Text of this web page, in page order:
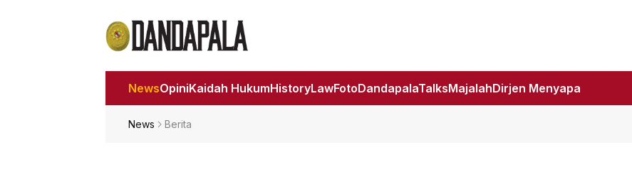
NewsOpiniKaidah HukumHistoryLawFotoDandapalaTalksMajalahDirjen Menyapa
News Berita